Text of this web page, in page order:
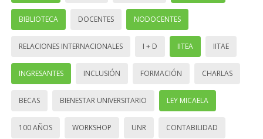
BIBLIOTECA DOCENTES NODOCENTES
RELACIONES INTERNACIONALES I + D IITEA IITAE
INGRESANTES INCLUSIÓN FORMACIÓN CHARLAS
BECAS BIENESTAR UNIVERSITARIO LEY MICAELA
100 AÑOS WORKSHOP UNR CONTABILIDAD